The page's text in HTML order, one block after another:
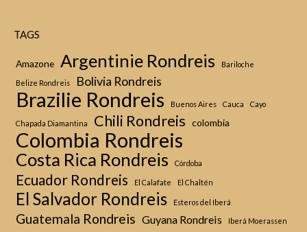
TAGS
Amazone Argentinie Rondreis Bariloche
Belize Rondreis Bolivia Rondreis
Brazilie Rondreis Buenos Aires Cauca Cayo
Chapada Diamantina Chili Rondreis colombia
Colombia Rondreis
Costa Rica Rondreis Córdoba
Ecuador Rondreis El Calafate El Chaltén
El Salvador Rondreis Esteros del Iberá
Guatemala Rondreis Guyana Rondreis
Iberá Moerassen